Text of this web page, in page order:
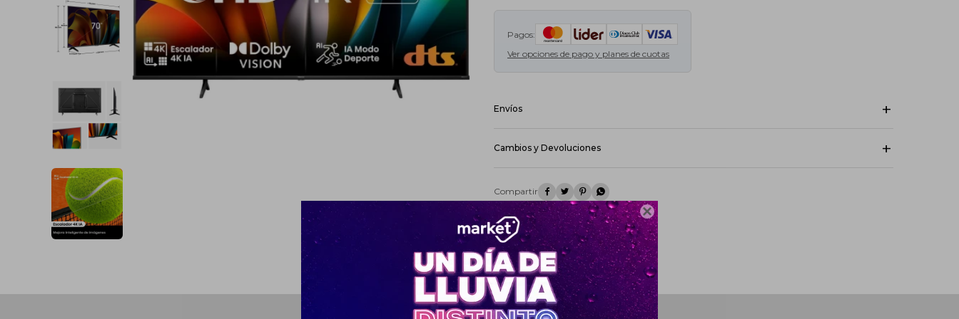

Pagos:
Ver opciones de pago y planes de cuotas
Envíos
Cambios y Devoluciones
(5) días hábiles contados desde la formalización del contrato o de la entrega del producto, a
su sola opción, sin responsabilidad alguna de su parte
Ver mas
   
Ver mas productos de la marca HISENSE
¡Sumate a la forma más ágil de
comprar!
Comprá en 3 cuotas sin recargo o hasta en
12 cuotas * ¡Solo con tu cédula!